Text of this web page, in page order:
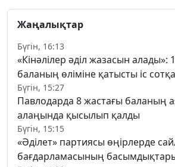
Жаңалықтар
Бүгін, 16:13
«Кінәлілер әділ жазасын алады»:
баланың өліміне қатысты іс сотқа
Бүгін, 15:27
Павлодарда 8 жастағы баланың
алаңында қысылып қалды
Бүгін, 15:15
«Әділет» партиясы өңірлерде
бағдарламасының